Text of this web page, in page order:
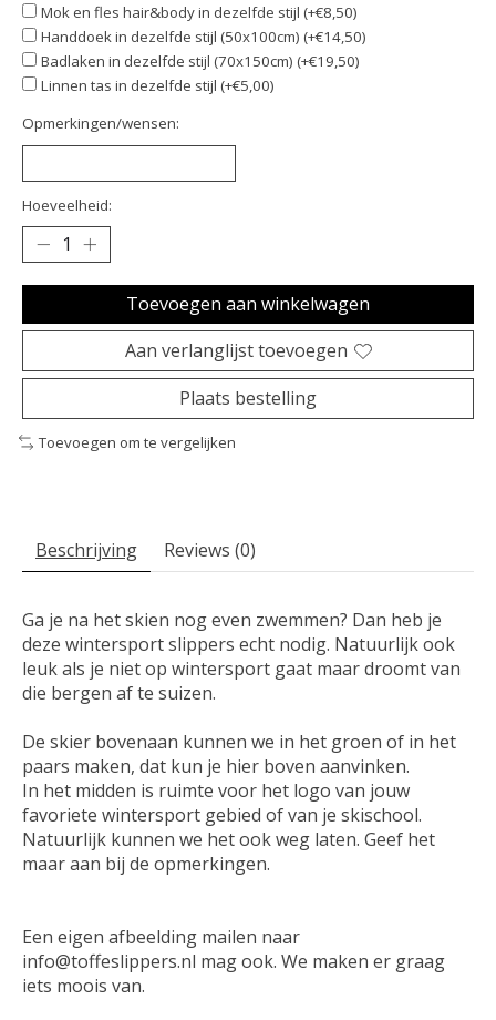
Mok en fles hair&body in dezelfde stijl (+€8,50)
Handdoek in dezelfde stijl (50x100cm) (+€14,50)
Badlaken in dezelfde stijl (70x150cm) (+€19,50)
Linnen tas in dezelfde stijl (+€5,00)
Opmerkingen/wensen:
Hoeveelheid:
Toevoegen aan winkelwagen
Aan verlanglijst toevoegen
Plaats bestelling
Toevoegen om te vergelijken
Beschrijving Reviews (0)
Ga je na het skien nog even zwemmen? Dan heb je
deze wintersport slippers echt nodig. Natuurlijk ook
leuk als je niet op wintersport gaat maar droomt van
die bergen af te suizen.
De skier bovenaan kunnen we in het groen of in het
paars maken, dat kun je hier boven aanvinken.
In het midden is ruimte voor het logo van jouw
favoriete wintersport gebied of van je skischool.
Natuurlijk kunnen we het ook weg laten. Geef het
maar aan bij de opmerkingen.
Een eigen afbeelding mailen naar
info@toffeslippers.nl mag ook. We maken er graag
iets moois van.